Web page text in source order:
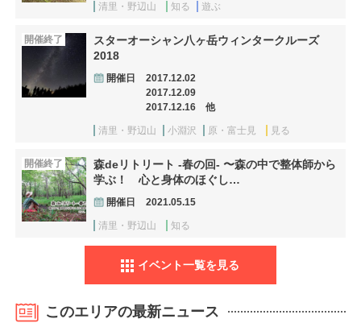
清里・野辺山 知る 遊ぶ
開催終了
スターオーシャン八ヶ岳ウィンタークルーズ
2018
開催日
2017.12.02
2017.12.09
2017.12.16 他
清里・野辺山 小淵沢 原・富士見 見る
開催終了
森deリトリート -春の回- 〜森の中で整体師から
学ぶ！ 心と身体のほぐし…
開催日 2021.05.15
清里・野辺山 知る
イベント一覧を見る
このエリアの最新ニュース